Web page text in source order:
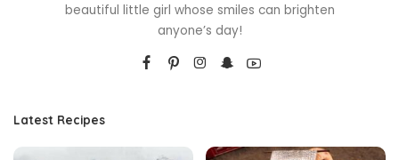
beautiful little girl whose smiles can brighten
anyone’s day!
Latest Recipes